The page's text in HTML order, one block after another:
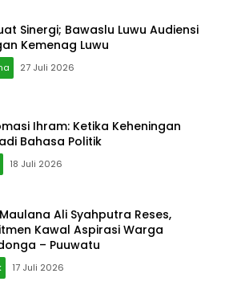
Sinergi; Bawaslu Luwu Audiensi
Kemenag Luwu
27 Juli 2026
Ihram: Ketika Keheningan
Bahasa Politik
18 Juli 2026
Ali Syahputra Reses,
Kawal Aspirasi Warga
– Puuwatu
17 Juli 2026